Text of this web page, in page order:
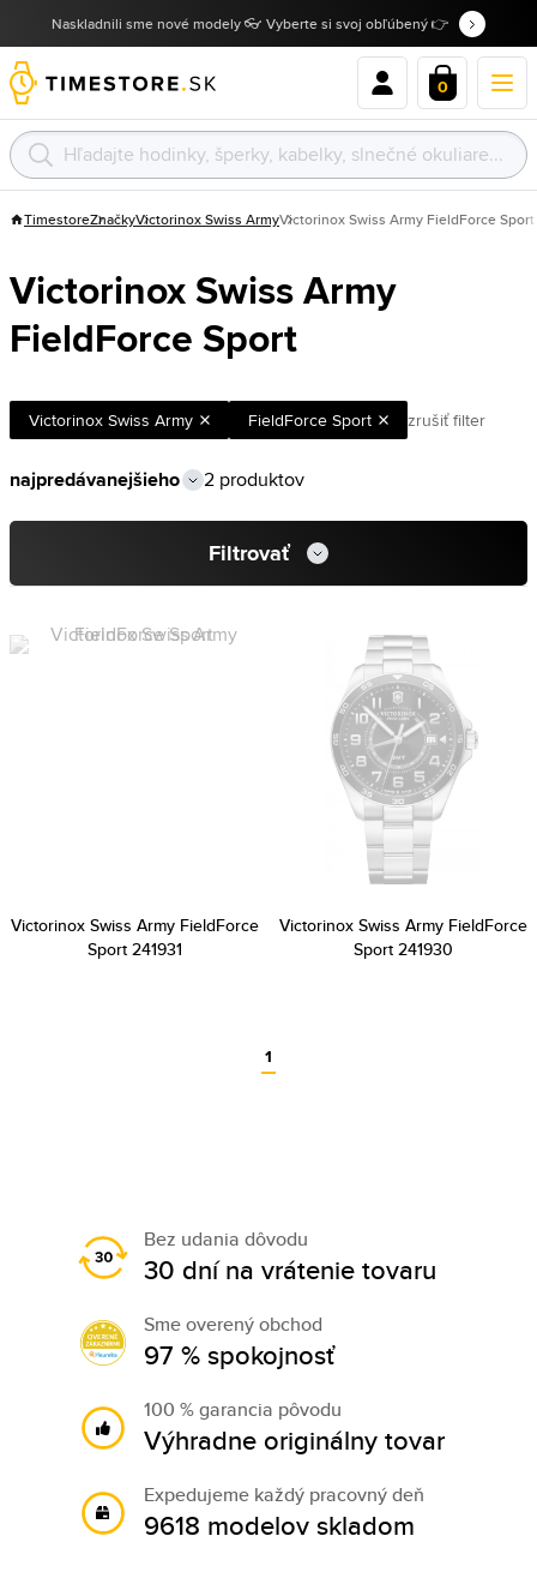
Naskladnili sme nové modely 👓 Vyberte si svoj obľúbený 👉
0
TimestoreZnačkyVictorinox Swiss ArmyVictorinox Swiss Army FieldForce Sport
Victorinox Swiss Army
FieldForce Sport
Victorinox Swiss Army FieldForce Sport zrušiť filter
2 produktov
Filtrovať
Victorinox Swiss Army FieldForce
Sport 241931
Victorinox Swiss Army FieldForce
Sport 241930
1
Bez udania dôvodu
30 dní na vrátenie tovaru
Sme overený obchod
97 % spokojnosť
100 % garancia pôvodu
Výhradne originálny tovar
Expedujeme každý pracovný deň
9618 modelov skladom